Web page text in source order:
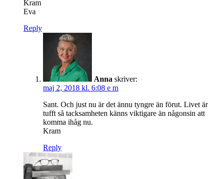
Kram
Eva
Reply
Anna skriver:
maj 2, 2018 kl. 6:08 e m
Sant. Och just nu är det ännu tyngre än förut. Livet är
tufft så tacksamheten känns viktigare än någonsin att
komma ihåg nu.
Kram
Reply